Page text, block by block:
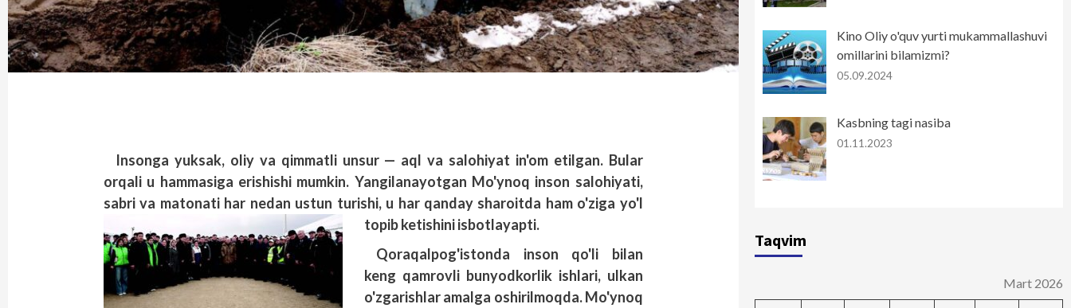
Insonga yuksak, oliy va qimmatli unsur — aql va salohiyat in'om etilgan. Bular
orqali u hammasiga erishishi mumkin. Yangilanayotgan Mo'ynoq inson salohiyati,
sabri va matonati har nedan ustun turishi, u har qanday sharoitda ham o'ziga yo'l
topib ketishini isbotlayapti.
Qoraqalpog'istonda inson qo'li bilan
keng qamrovli bunyodkorlik ishlari, ulkan
o'zgarishlar amalga oshirilmoqda. Mo'ynoq
Kino Oliy o'quv yurti mukammallashuvi
omillarini bilamizmi?
05.09.2024
Kasbning tagi nasiba
01.11.2023
Taqvim
Mart 2026